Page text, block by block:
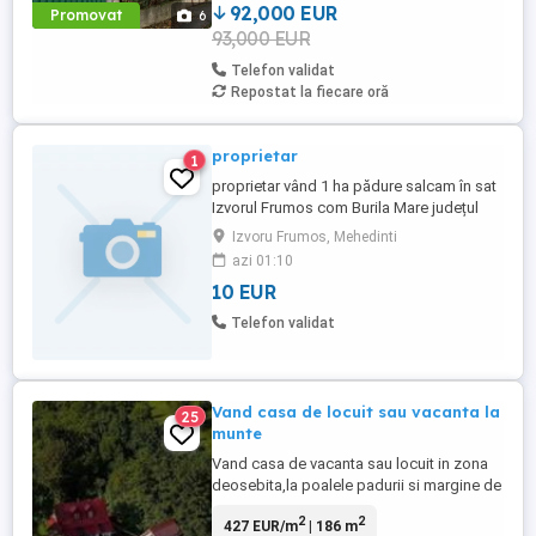
Promovat 6
... 92,000 EUR
93,000 EUR
Telefon validat
Repostat la fiecare oră
1 proprietar
proprietar vând 1 ha pădure salcam în sat
Izvorul Frumos com Burila Mare județul
Mehedinți
Izvoru Frumos, Mehedinti
azi 01:10
10 EUR
Telefon validat
25
Vand casa de locuit sau vacanta la
munte
Vand casa de vacanta sau locuit in zona
deosebita,la poalele padurii si margine de
camere,sufragerie,bucatarie,2 holuri,2 bai
427 EUR/m2| 186 m2